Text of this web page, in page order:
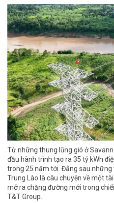
Từ những thung lũng gió ở
đầu hành trình tạo ra 35 tỷ kWh
trong 25 năm tới. Đằng sau
Trung Lào là câu chuyện về một
mở ra chặng đường mới trong
T&T Group.